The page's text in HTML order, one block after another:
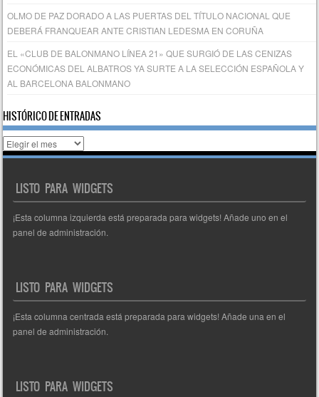
OLMO DE PAZ DORADO A LAS PUERTAS DEL TÍTULO NACIONAL QUE
DEBERÁ FRANQUEAR ANTE CRISTIAN LEDESMA EN CORUÑA
EL «CLUB DE BALONMANO LÍNEA 21» QUE SURGIÓ DE LAS CENIZAS
ECONÓMICAS DEL ALBATROS YA SURTE A LA SELECCIÓN ESPAÑOLA Y
AL BARCELONA BALONMANO
HISTÓRICO DE ENTRADAS
Histórico
de
LISTO PARA WIDGETS
¡Esta columna izquierda está preparada para widgets! Añade uno en el
panel de administración.
LISTO PARA WIDGETS
¡Esta columna centrada está preparada para widgets! Añade una en el
panel de administración.
LISTO PARA WIDGETS